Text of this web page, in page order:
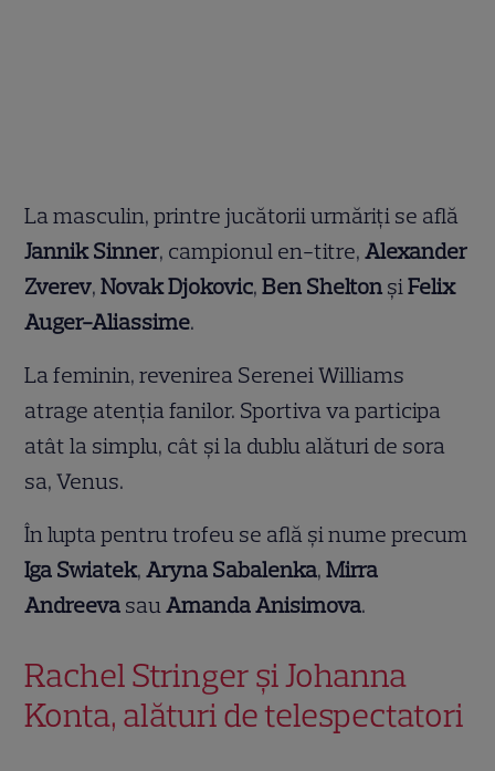
La masculin, printre jucătorii urmăriți se află
Jannik Sinner, campionul en-titre,Alexander
Zverev,Novak Djokovic,Ben Shelton șiFelix
Auger-Aliassime.
La feminin, revenirea Serenei Williams
atrage atenția fanilor. Sportiva va participa
atât la simplu, cât și la dublu alături de sora
sa, Venus.
În lupta pentru trofeu se află și nume precum
Iga Swiatek,Aryna Sabalenka,Mirra
Andreeva sauAmanda Anisimova.
Rachel Stringer și Johanna
Konta, alături de telespectatori